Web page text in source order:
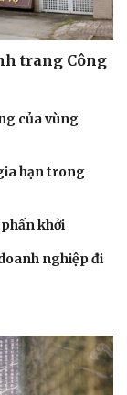
trang Công
của vùng
hạn trong
khởi
nghiệp đi